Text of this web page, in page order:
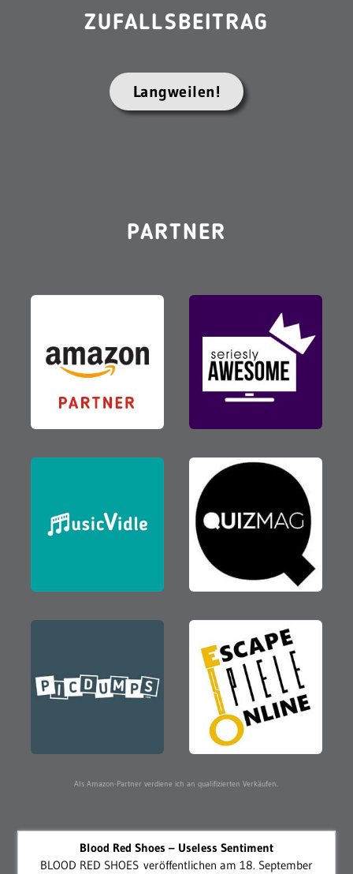
ZUFALLSBEITRAG
Langweilen!
PARTNER
Als Amazon-Partner verdiene ich an qualifizierten Verkäufen.
Blood Red Shoes – Useless Sentiment
BLOOD RED SHOES veröffentlichen am 18. September